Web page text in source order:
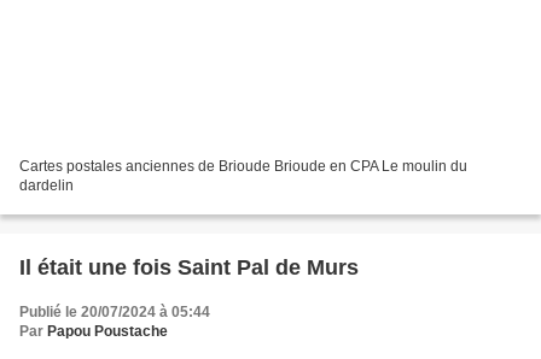
Cartes postales anciennes de Brioude Brioude en CPA Le moulin du
dardelin
Il était une fois Saint Pal de Murs
Publié le 20/07/2024 à 05:44
Par Papou Poustache